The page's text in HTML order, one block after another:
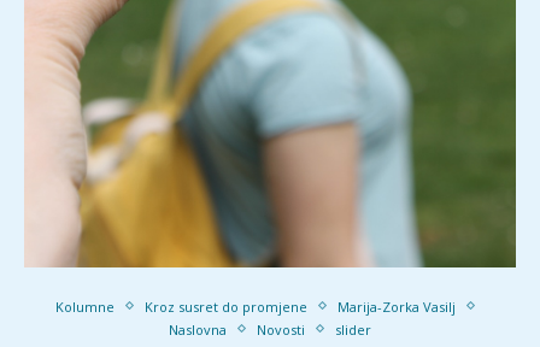
Kolumne Kroz susret do promjene
Marija-Zorka Vasilj
Naslovna
Novosti slider